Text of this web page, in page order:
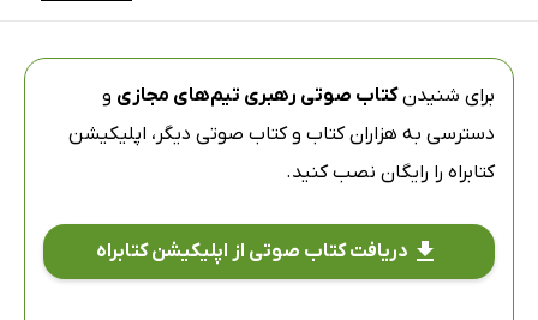
برای شنیدنکتاب صوتی رهبری تیم‌های مجازی و
دسترسی به هزاران کتاب و کتاب صوتی دیگر، اپلیکیشن
کتابراه را رایگان نصب کنید.
دریافت کتاب صوتی از اپلیکیشن کتابراه